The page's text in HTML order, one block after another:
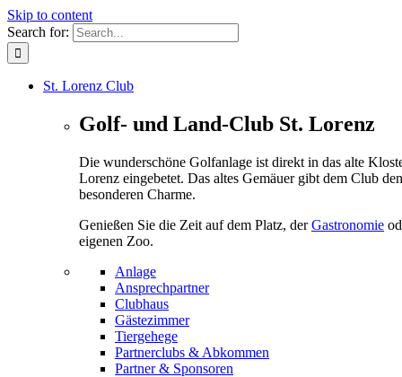
Skip to content
Search for:
St. Lorenz Club
Golf- und Land-Club St. Lorenz
Die wunderschöne Golfanlage ist direkt in das alte
Lorenz eingebetet. Das altes Gemäuer gibt dem Club
besonderen Charme.
Genießen Sie die Zeit auf dem Platz, derGastronomie
eigenen Zoo.
Anlage
Ansprechpartner
Clubhaus
Gästezimmer
Tiergehege
Partnerclubs & Abkommen
Partner & Sponsoren